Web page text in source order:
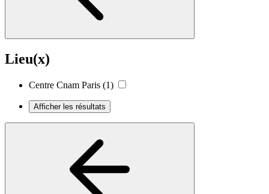
Lieu(x)
Centre Cnam Paris (1)
Afficher les résultats